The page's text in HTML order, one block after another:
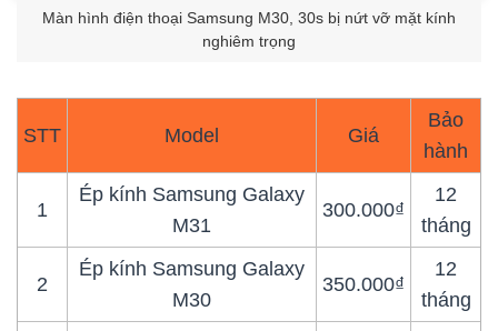
Màn hình điện thoại Samsung M30, 30s bị nứt vỡ mặt kính
nghiêm trọng
STT Model Giá
Bảo
hành
1
Ép kính Samsung Galaxy
M31
300.000₫
12
tháng
2
Ép kính Samsung Galaxy
M30
350.000₫
12
tháng